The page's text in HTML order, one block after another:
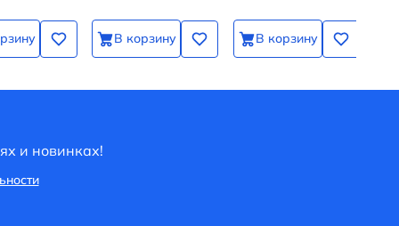
В корзину В корзину
и новинках!